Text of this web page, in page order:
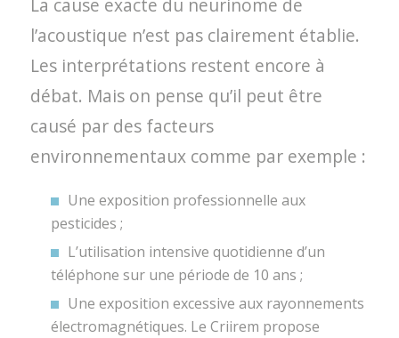
La cause exacte du neurinome de
l’acoustique n’est pas clairement établie.
Les interprétations restent encore à
débat. Mais on pense qu’il peut être
causé par des facteurs
environnementaux comme par exemple :
Une exposition professionnelle aux
pesticides ;
L’utilisation intensive quotidienne d’un
téléphone sur une période de 10 ans ;
Une exposition excessive aux rayonnements
électromagnétiques. Le Criirem propose